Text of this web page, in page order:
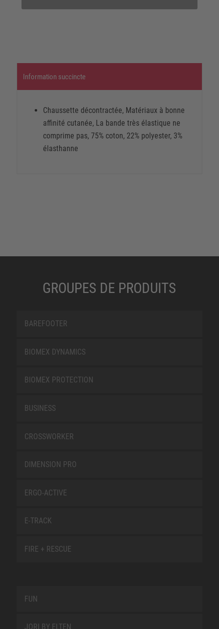
Information succincte
Chaussette décontractée, Matériaux à bonne
affinité cutanée, La bande très élastique ne
comprime pas, 75% coton, 22% polyester, 3%
élasthanne
GROUPES DE PRODUITS
BAREFOOTER
BIOMEX DYNAMICS
BIOMEX PROTECTION
BUSINESS
CROSSWORKER
DIMENSION PRO
ERGO-ACTIVE
E-TRACK
FIRE + RESCUE
FUN
JORI BY ELTEN